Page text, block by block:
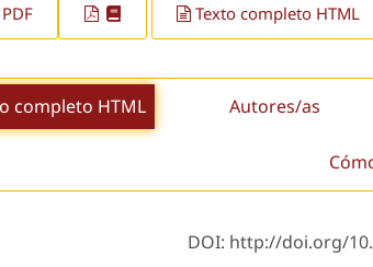
PDF Texto completo HTML
completo HTML Autores/as
DOI: http://doi.org/